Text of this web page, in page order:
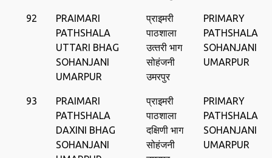
92
PRAIMARI
PATHSHALA
UTTARI BHAG
SOHANJANI
UMARPUR
प्राइमरी
पाठशाला
उत्‍तरी भाग
सोहंजनी
उमरपुर
PRIMARY
PATHSHALA
SOHANJANI
UMARPUR
93
PRAIMARI
PATHSHALA
DAXINI BHAG
SOHANJANI
प्राइमरी
पाठशाला
दक्षिणी भाग
सोहंजनी
PRIMARY
PATHSHALA
SOHANJANI
UMARPUR